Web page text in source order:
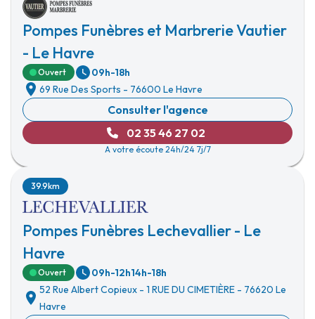
Pompes Funèbres et Marbrerie Vautier
- Le Havre
Ouvert
09h-18h
69 Rue Des Sports - 76600 Le Havre
Consulter l'agence
02 35 46 27 02
A votre écoute 24h/24 7j/7
Pompes Funèbres Lechevallier - Le
Havre
39.9km
Ouvert 09h-12h14h-18h
52 Rue Albert Copieux - 1 RUE DU CIMETIÈRE - 76620 Le
Havre